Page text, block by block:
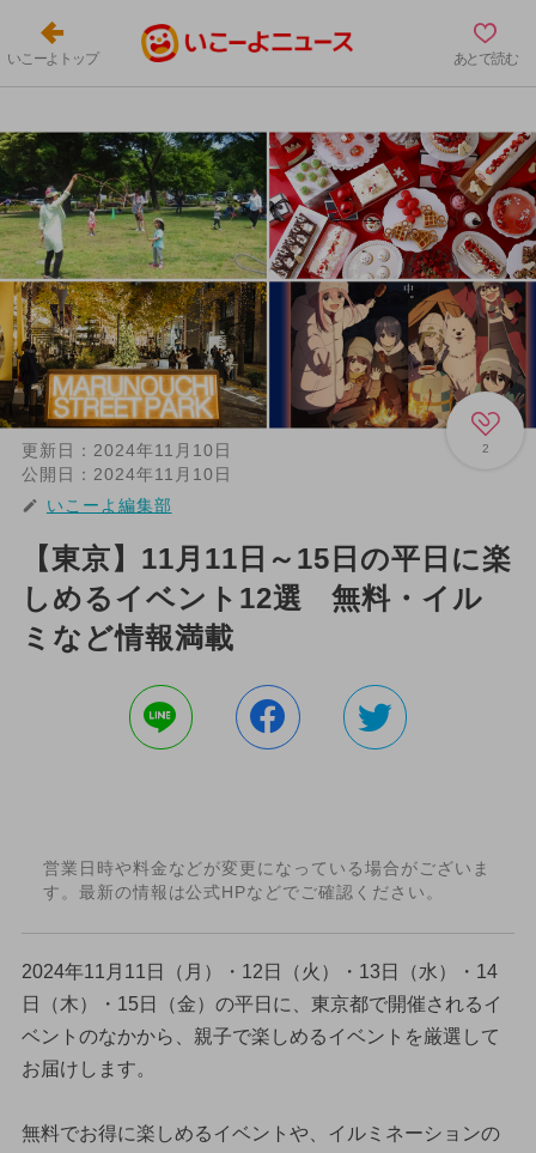
いこーよトップ あとで読む
2
更新日： 2024年11月10日
公開日： 2024年11月10日
いこーよ編集部
【東京】11月11日～15日の平日に楽
しめるイベント12選 無料・イル
ミなど情報満載
営業日時や料金などが変更になっている場合がございま
す。最新の情報は公式HPなどでご確認ください。
2024年11月11日（月）・12日（火）・13日（水）・14
日（木）・15日（金）の平日に、東京都で開催されるイ
ベントのなかから、親子で楽しめるイベントを厳選して
お届けします。
無料でお得に楽しめるイベントや、イルミネーションの